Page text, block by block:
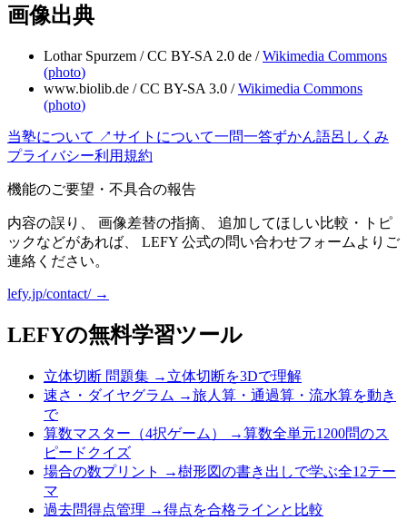
画像出典
Lothar Spurzem /CC BY-SA 2.0 de / Wikimedia Commons
(photo)
www.biolib.de /CC BY-SA 3.0 / Wikimedia Commons
(photo)
当塾について ↗サイトについて一問一答ずかん語呂 しくみ
プライバシー利用規約
機能のご要望・不具合の報告
内容の誤り、 画像差替の指摘、 追加してほしい比較・トピ
ックなどがあれば、 LEFY 公式の問い合わせフォームよりご
連絡ください。
lefy.jp/contact/ →
LEFYの無料学習ツール
立体切断 問題集 → 立体切断を3Dで理解
速さ・ダイヤグラム →旅人算・通過算・流水算を動き
で
算数マスター（4択ゲーム）
→算数全単元1200問のス
ピードクイズ
場合の数プリント
→樹形図の書き出しで学ぶ全12テー
マ
過去問得点管理 →得点を合格ラインと比較